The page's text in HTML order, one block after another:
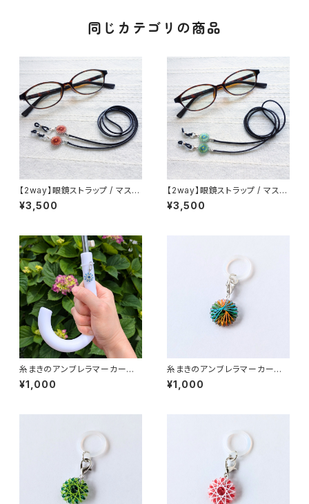
同じカテゴリの商品
【2way】眼鏡ストラップ / マスク
ホルダー (赤とテラコッタ) 絹
糸のアクセサリー
¥3,500
【2way】眼鏡ストラップ / マスク
ホルダー (青とレモンイエロー)
絹糸のアクセサリー
¥3,500
糸まきのアンブレラマーカー｜
花（青）｜めじるしチャーム 推し
活 マルチマーカー
¥1,000
糸まきのアンブレラマーカー｜
ミックスカラー｜めじるしチャー
ム 推し活 マルチマーカー
¥1,000